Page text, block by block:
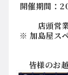
開催期間：
店頭営
※ 加島屋ス
皆様のお